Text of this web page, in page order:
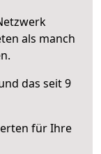
als manch
das seit 9
für Ihre